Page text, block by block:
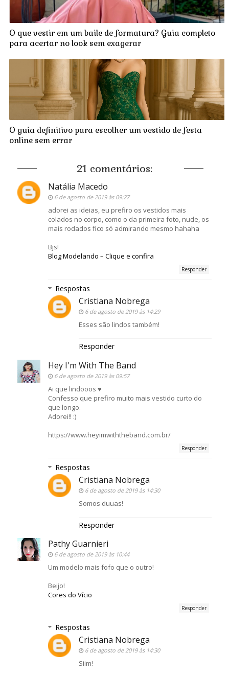
O que vestir em um baile de formatura? Guia completo
para acertar no look sem exagerar
O guia definitivo para escolher um vestido de festa
online sem errar
21 comentários:
Natália Macedo
6 de agosto de 2019 às 09:27
adorei as ideias, eu prefiro os vestidos mais
colados no corpo, como o da primeira foto, nude, os
mais rodados fico só admirando mesmo hahaha
Bjs!
Blog Modelando – Clique e confira
Responder
Respostas
Cristiana Nobrega
6 de agosto de 2019 às 14:29
Esses são lindos também!
Responder
Hey I'm With The Band
6 de agosto de 2019 às 09:57
Ai que lindooos ♥
Confesso que prefiro muito mais vestido curto do
que longo.
Adorei!! :)
https://www.heyimwiththeband.com.br/
Responder
Respostas
Cristiana Nobrega
6 de agosto de 2019 às 14:30
Somos duuas!
Responder
Pathy Guarnieri
6 de agosto de 2019 às 10:44
Um modelo mais fofo que o outro!
Beijo!
Cores do Vício
Responder
Respostas
Cristiana Nobrega
6 de agosto de 2019 às 14:30
Siim!